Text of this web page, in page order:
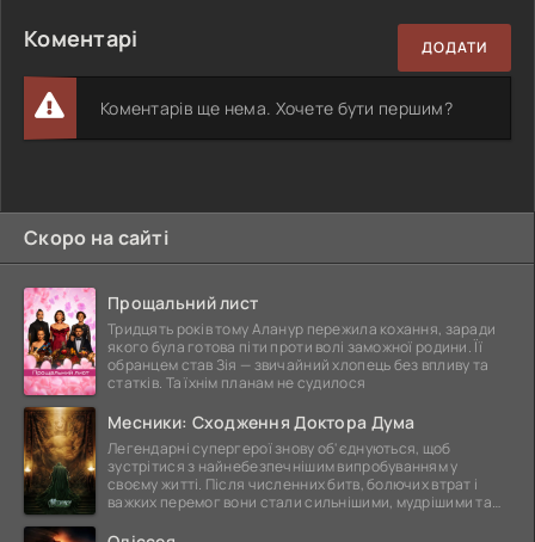
Коментарі ДОДАТИ
Коментарів ще нема. Хочете бути першим?
Скоро на сайті
Прощальний лист
Тридцять років тому Аланур пережила кохання, заради
якого була готова піти проти волі заможної родини. Її
обранцем став Зія — звичайний хлопець без впливу та
статків. Та їхнім планам не судилося
Месники: Сходження Доктора Дума
Легендарні супергерої знову об'єднуються, щоб
зустрітися з найнебезпечнішим випробуванням у
своєму житті. Після численних битв, болючих втрат і
важких перемог вони стали сильнішими, мудрішими та